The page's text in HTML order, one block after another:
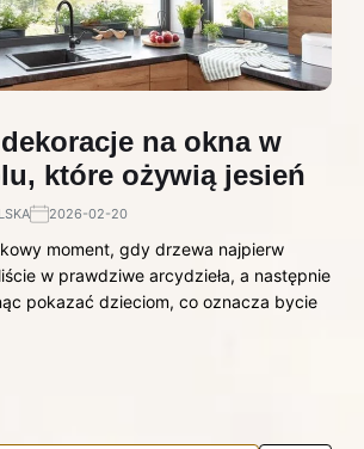
na okna w
które ożywią jesień
2026-02-20
moment, gdy drzewa najpierw
w prawdziwe arcydzieła, a następnie
pokazać dzieciom, co oznacza bycie